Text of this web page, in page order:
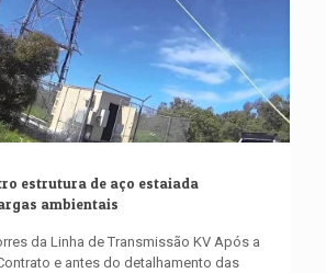
estrutura de aço estaiada
ambientais
da Linha de Transmissão KV Após a
e antes do detalhamento das